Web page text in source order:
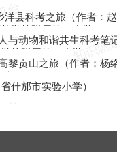
县科考之旅（作者：
学校附属第一小学）
动物和谐共生科考笔
校附属第一小学）
贡山之旅（作者：杨
）
什邡市实验小学）